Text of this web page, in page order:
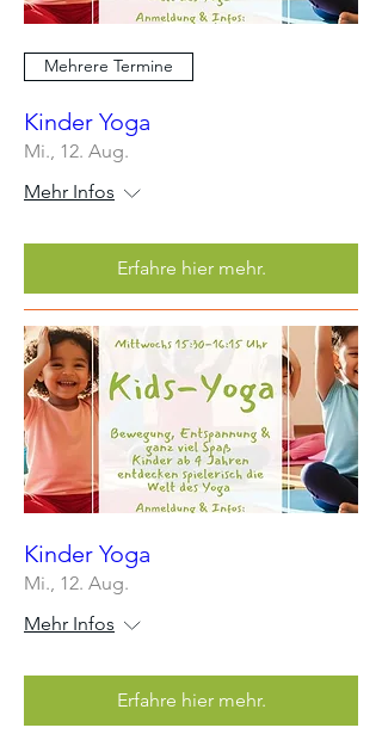
Mehrere Termine
Kinder Yoga
Mi., 12. Aug.
Mehr Infos
Erfahre hier mehr.
Kinder Yoga
Mi., 12. Aug.
Mehr Infos
Erfahre hier mehr.